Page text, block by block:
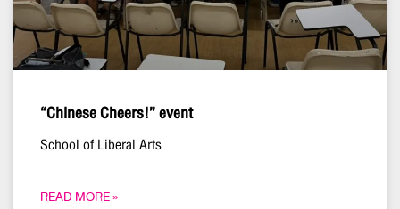
“Chinese Cheers!” event
School of Liberal Arts
READ MORE »